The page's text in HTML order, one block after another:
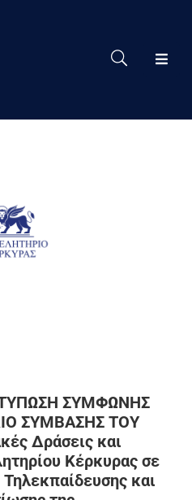
ΣΥΜΦΩΝΗΣ
ΣΥΜΒΑΣΗΣ ΤΟΥ
Δράσεις και
Κέρκυρας σε
και